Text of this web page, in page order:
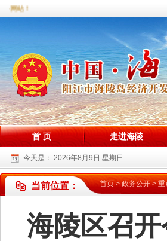
网站！
首 页 走进海陵
今天是： 2026年8月9日 星期日
当前位置： 首页>政务公开>重
海陵区召